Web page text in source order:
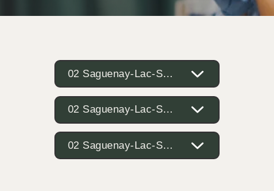
02 Saguenay-Lac-Saint-Jean
02 Saguenay-Lac-Saint-Jean
02 Saguenay-Lac-Saint-Jean